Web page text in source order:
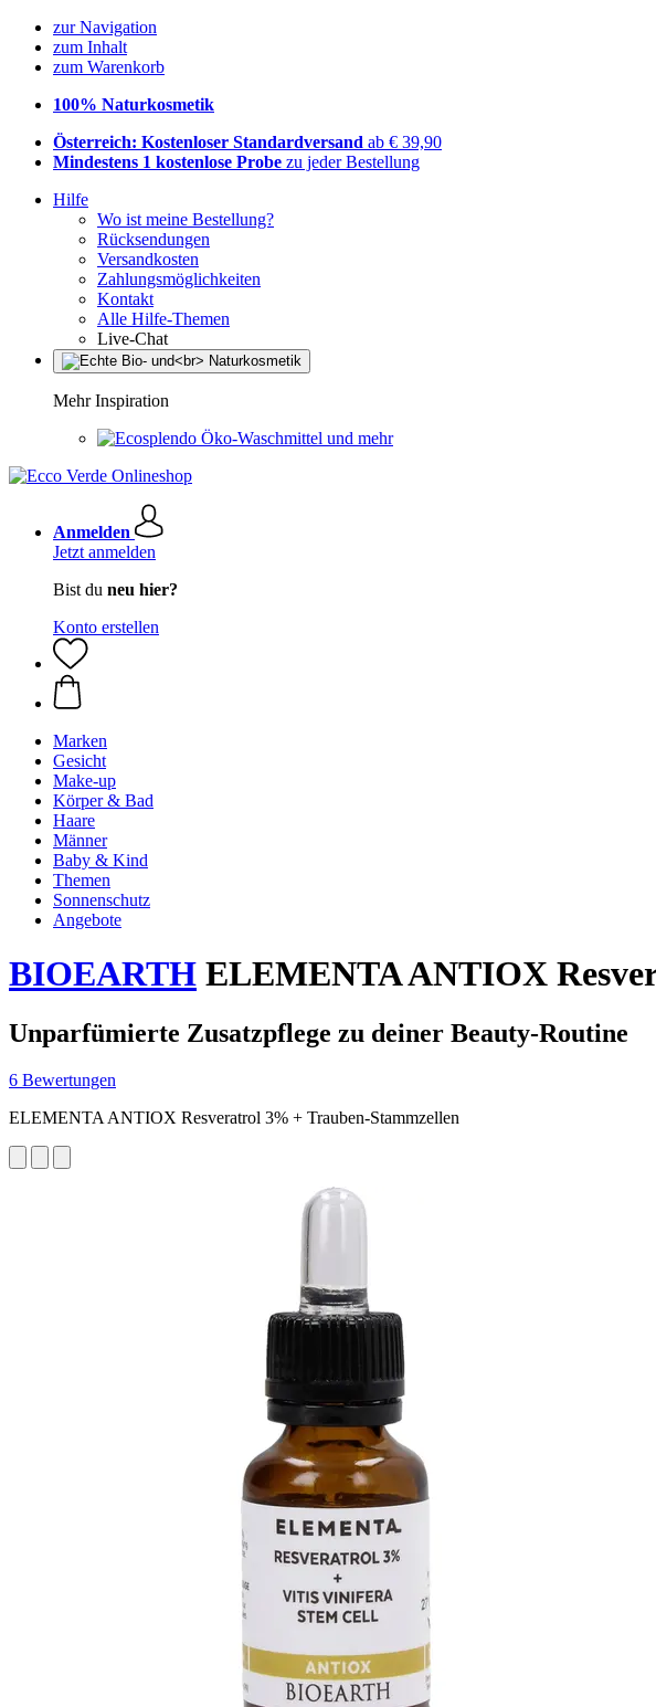
zur Navigation
zum Inhalt
zum Warenkorb
100% Naturkosmetik
Österreich: Kostenloser Standardversand ab € 39,90
Mindestens 1 kostenlose Probe zu jeder Bestellung
Hilfe
Wo ist meine Bestellung?
Rücksendungen
Versandkosten
Zahlungsmöglichkeiten
Kontakt
Alle Hilfe-Themen
Live-Chat
Mehr Inspiration
Öko-Waschmittel und mehr
Anmelden
Jetzt anmelden
Bist du neu hier?
Konto erstellen
Marken
Gesicht
Make-up
Körper & Bad
Haare
Männer
Baby & Kind
Themen
Sonnenschutz
Angebote
BIOEARTH ELEMENTA ANTIOX
Unparfümierte Zusatzpflege zu deiner Beauty-Routine
6 Bewertungen
ELEMENTA ANTIOX Resveratrol 3% + Trauben-Stammzellen